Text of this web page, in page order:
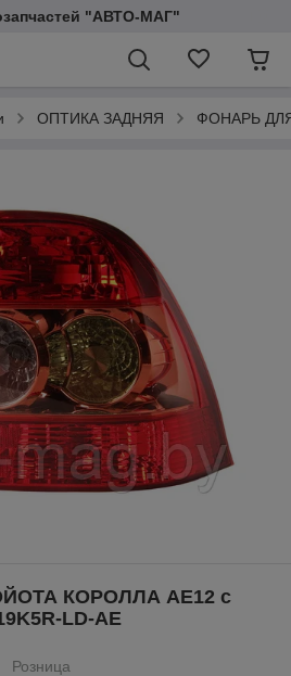
"АВТО-МАГ"
ОПТИКА ЗАДНЯЯ ФОНАРЬ
КОРОЛЛА АE12 с
LD-AE
Розница